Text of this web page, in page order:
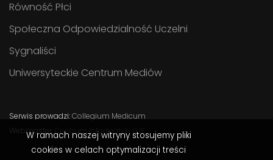
Równość Płci
Społeczna Odpowiedzialność Uczelni
Sygnaliści
Uniwersyteckie Centrum Mediów
Serwis prowadzi:Collegium Medicum
Webmaster:
Centrum Informatyki UJK
W ramach naszej witryny stosujemy pliki
cookies w celach optymalizacji treści